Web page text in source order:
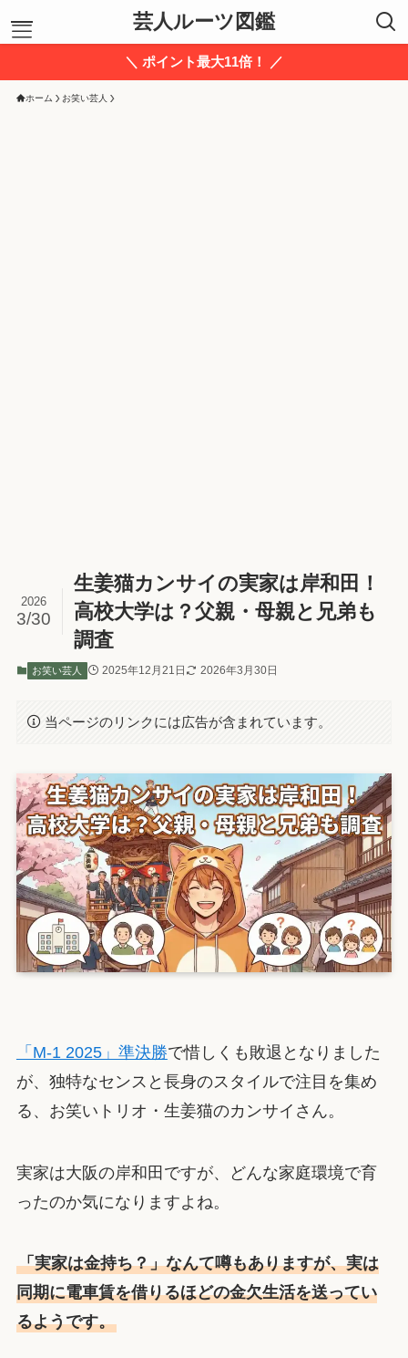
ホーム
芸人ルーツ図鑑
＼ ポイント最大11倍！ ／
ホーム お笑い芸人
生姜猫カンサイの実家は岸和田！
高校大学は？父親・母親と兄弟も
調査
2026
3/30
お笑い芸人 2025年12月21日 2026年3月30日
当ページのリンクには広告が含まれています。
「M-1 2025」準決勝で惜しくも敗退となりました
が、独特なセンスと長身のスタイルで注目を集め
る、お笑いトリオ・生姜猫のカンサイさん。
実家は大阪の岸和田ですが、どんな家庭環境で育
ったのか気になりますよね。
「実家は金持ち？」なんて噂もありますが、実は
同期に電車賃を借りるほどの金欠生活を送ってい
るようです。